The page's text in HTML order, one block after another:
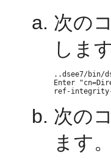
次の
します
..dsee7/bin/
Enter
次の
ます。